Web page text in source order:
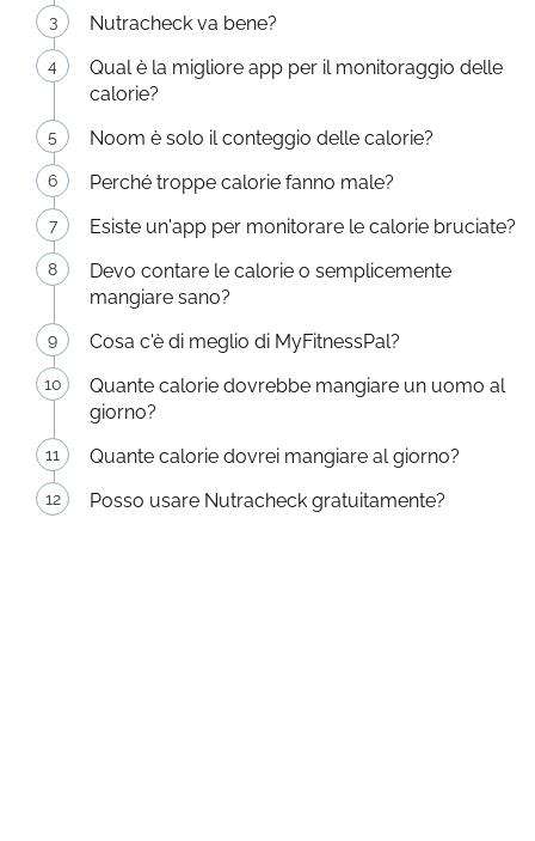
Nutracheck va bene?
Qual è la migliore app per il monitoraggio delle
calorie?
Noom è solo il conteggio delle calorie?
Perché troppe calorie fanno male?
Esiste un'app per monitorare le calorie bruciate?
Devo contare le calorie o semplicemente
mangiare sano?
Cosa c'è di meglio di MyFitnessPal?
Quante calorie dovrebbe mangiare un uomo al
giorno?
Quante calorie dovrei mangiare al giorno?
Posso usare Nutracheck gratuitamente?